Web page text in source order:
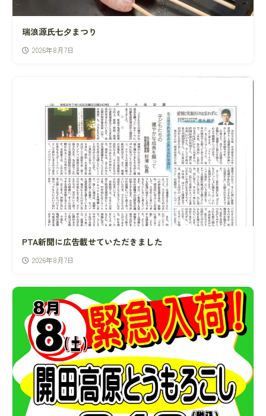
瑞浪源氏七夕まつり
2026年8月7日
PTA新聞に広告載せていただきました
2026年8月7日